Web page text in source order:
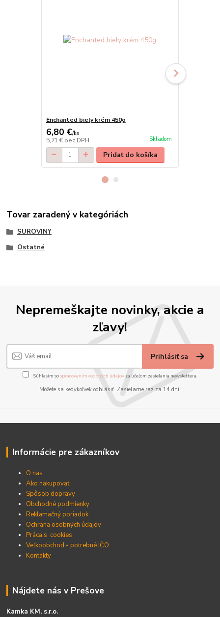
Enchanted biely krém 450g
6,80 €/ks
5,71 € bez DPH Skladom
Pridať do košíka
Tovar zaradený v kategóriách
SUROVINY
Ostatné
Nepremeškajte novinky, akcie a
zľavy!
Prihlásiť sa
Súhlasím sospracovaním osobných údajov za účelom zasielania newslettera.
Môžete sa kedykoľvek odhlásiť. Zasielame raz za 14 dní.
Informácie pre zákazníkov
O nás
Ako nakupovať
Spôsob dopravy
Obchodné podmienky
Reklamačný poriadok
Ochrana osobných údajov
Práca s cookies
Veľkoobchod - potrebné IČO
Kontakty
Nájdete nás v Prešove
Kamka KM, s.r.o.